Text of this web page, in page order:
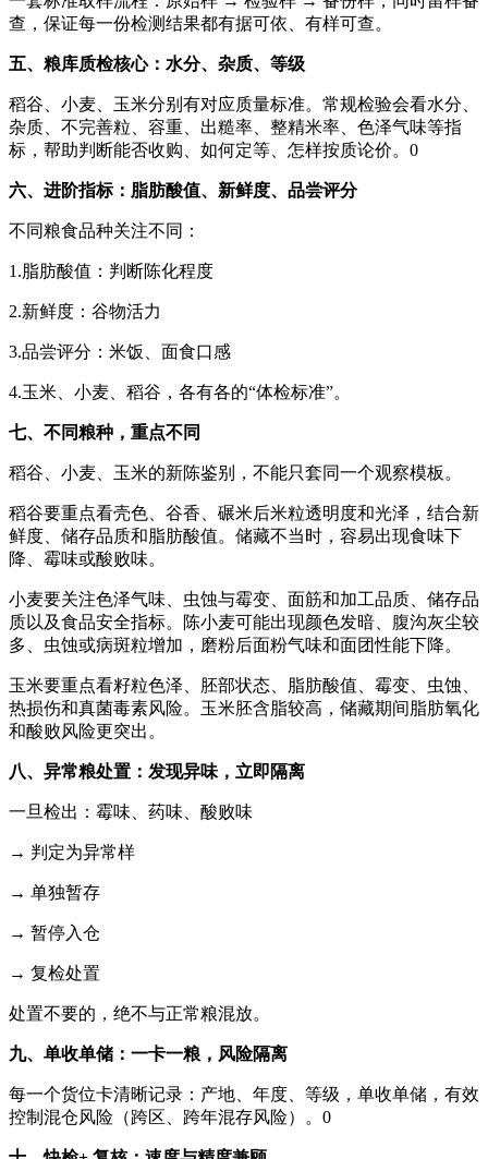
查，保证每一份检测结果都有据可依、有样可查。
五、粮库质检核心：水分、杂质、等级
稻谷、小麦、玉米分别有对应质量标准。常规检验会看水分、
杂质、不完善粒、容重、出糙率、整精米率、色泽气味等指
标，帮助判断能否收购、如何定等、怎样按质论价。0
六、进阶指标：脂肪酸值、新鲜度、品尝评分
不同粮食品种关注不同：
1.脂肪酸值：判断陈化程度
2.新鲜度：谷物活力
3.品尝评分：米饭、面食口感
4.玉米、小麦、稻谷，各有各的“体检标准”。
七、不同粮种，重点不同
稻谷、小麦、玉米的新陈鉴别，不能只套同一个观察模板。
稻谷要重点看壳色、谷香、碾米后米粒透明度和光泽，结合新
鲜度、储存品质和脂肪酸值。储藏不当时，容易出现食味下
降、霉味或酸败味。
小麦要关注色泽气味、虫蚀与霉变、面筋和加工品质、储存品
质以及食品安全指标。陈小麦可能出现颜色发暗、腹沟灰尘较
多、虫蚀或病斑粒增加，磨粉后面粉气味和面团性能下降。
玉米要重点看籽粒色泽、胚部状态、脂肪酸值、霉变、虫蚀、
热损伤和真菌毒素风险。玉米胚含脂较高，储藏期间脂肪氧化
和酸败风险更突出。
八、异常粮处置：发现异味，立即隔离
一旦检出：霉味、药味、酸败味
→ 判定为异常样
→ 单独暂存
→ 暂停入仓
→ 复检处置
处置不要的，绝不与正常粮混放。
九、单收单储：一卡一粮，风险隔离
每一个货位卡清晰记录：产地、年度、等级，单收单储，有效
控制混仓风险（跨区、跨年混存风险）。0